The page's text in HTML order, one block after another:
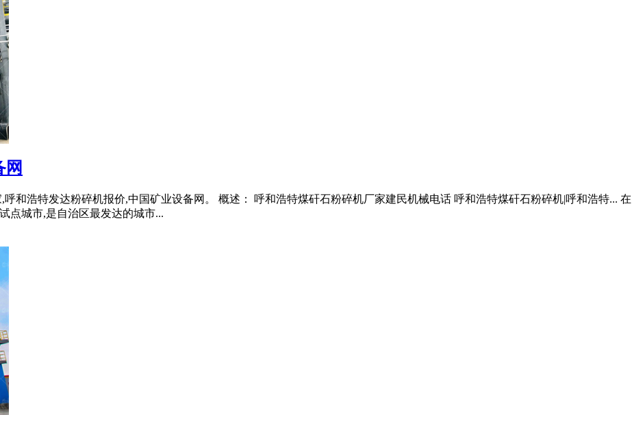
网
和浩特发达粉碎机报价,中国矿业设备网。 概述： 呼和浩特煤矸石粉碎机厂家建民机械电话 呼和浩特煤矸石粉碎机|呼和浩特... 在
点城市,是自治区最发达的城市...